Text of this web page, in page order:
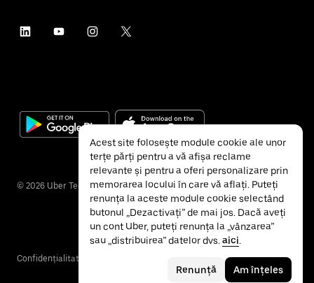
© 2026 Uber Technologies Inc.
Confidențialitate
Acest site folosește module cookie ale unor
terțe părți pentru a vă afișa reclame
relevante și pentru a oferi personalizare prin
memorarea locului în care vă aflați. Puteți
renunța la aceste module cookie selectând
butonul „Dezactivați” de mai jos. Dacă aveți
un cont Uber, puteți renunța la „vânzarea”
sau „distribuirea” datelor dvs. aici.
Renunță Am înțeles